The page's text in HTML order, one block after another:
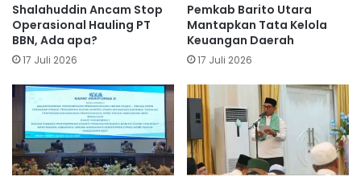
Shalahuddin Ancam Stop
Operasional Hauling PT
BBN, Ada apa?
17 Juli 2026
Pemkab Barito Utara
Mantapkan Tata Kelola
Keuangan Daerah
17 Juli 2026